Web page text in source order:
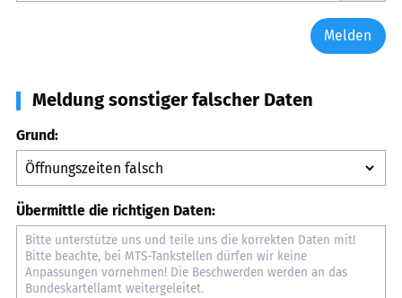
Melden
Meldung sonstiger falscher Daten
Grund:
Übermittle die richtigen Daten: